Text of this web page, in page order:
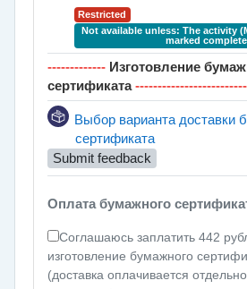
Restricted
Not available unless: The activity
marked complete
------------- Изготовление
сертификата
Выбор варианта доставки
сертификата
Feedback
Submit feedback
Оплата бумажного
Соглашаюсь заплатить 442
изготовление бумажного
(доставка оплачивается